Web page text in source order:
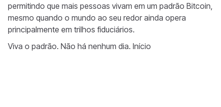
permitindo que mais pessoas vivam em um padrão Bitcoin,
mesmo quando o mundo ao seu redor ainda opera
principalmente em trilhos fiduciários.
Viva o padrão. Não há nenhum dia. Início